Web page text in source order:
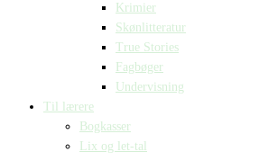
Krimier
Skønlitteratur
True Stories
Fagbøger
Undervisning
Til lærere
Bogkasser
Lix og let-tal